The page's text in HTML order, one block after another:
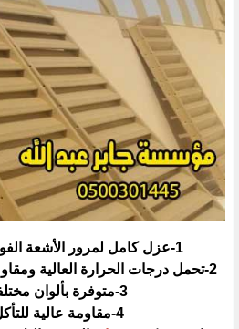
‏1-عزل كامل لمرور الأشعة الفوق بنفسجية الضارة.‏
‏4-مقاومة عالية للتأكل والصدأ.‏